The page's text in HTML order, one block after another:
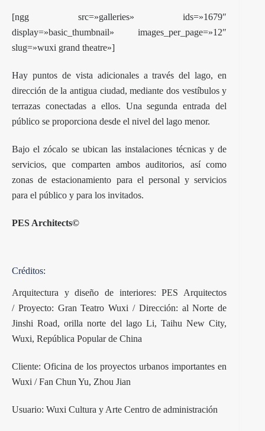
[ngg src=»galleries» ids=»1679″
display=»basic_thumbnail» images_per_page=»12″
slug=»wuxi grand theatre»]
Hay puntos de vista adicionales a través del lago, en
dirección de la antigua ciudad, mediante dos vestíbulos y
terrazas conectadas a ellos. Una segunda entrada del
público se proporciona desde el nivel del lago menor.
Bajo el zócalo se ubican las instalaciones técnicas y de
servicios, que comparten ambos auditorios, así como
zonas de estacionamiento para el personal y servicios
para el público y para los invitados.
PES Architects©
Créditos:
Arquitectura y diseño de interiores: PES Arquitectos
/ Proyecto: Gran Teatro Wuxi / Dirección: al Norte de
Jinshi Road, orilla norte del lago Li, Taihu New City,
Wuxi, República Popular de China
Cliente: Oficina de los proyectos urbanos importantes en
Wuxi / Fan Chun Yu, Zhou Jian
Usuario: Wuxi Cultura y Arte Centro de administración